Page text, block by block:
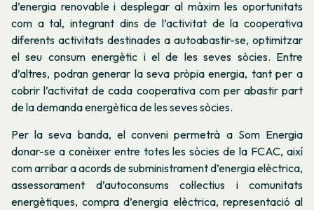
d’energia renovable i desplegar al màxim les oportunitats
com a tal, integrant dins de l’activitat de la cooperativa
diferents activitats destinades a autoabastir-se, optimitzar
el seu consum energètic i el de les seves sòcies. Entre
d’altres, podran generar la seva pròpia energia, tant per a
cobrir l’activitat de cada cooperativa com per abastir part
de la demanda energètica de les seves sòcies.
Per la seva banda, el conveni permetrà a Som Energia
donar-se a conèixer entre totes les sòcies de la FCAC, així
com arribar a acords de subministrament d’energia elèctrica,
assessorament d’autoconsums col·lectius i comunitats
energètiques, compra d’energia elèctrica, representació al